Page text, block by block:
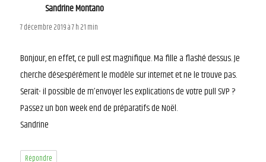
Sandrine Montano
7 décembre 2019 à 7 h 21 min
Bonjour, en effet, ce pull est magnifique. Ma fille a flashé dessus. Je
cherche désespérément le modèle sur internet et ne le trouve pas.
Serait- il possible de m’envoyer les explications de votre pull SVP ?
Passez un bon week end de préparatifs de Noël.
Sandrine
Répondre